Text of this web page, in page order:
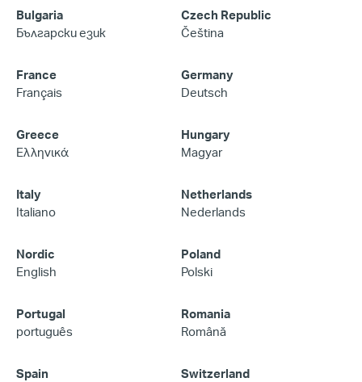
Bulgaria
Български език
Czech Republic
Čeština
France
Français
Germany
Deutsch
Greece
Ελληνικά
Hungary
Magyar
Italy
Italiano
Netherlands
Nederlands
Nordic
English
Poland
Polski
Portugal
português
Romania
Română
Spain
Switzerland